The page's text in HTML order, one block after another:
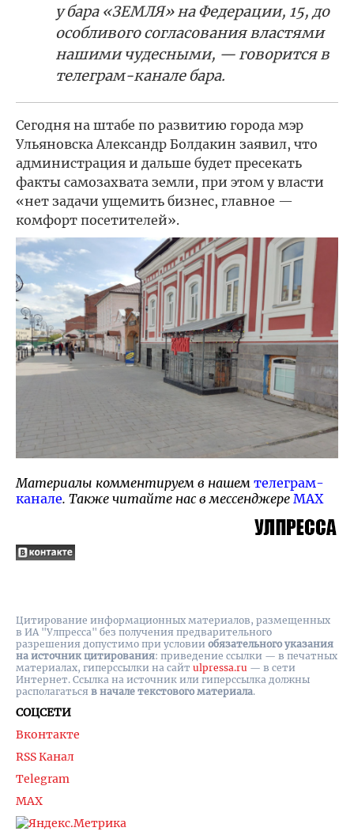
у бара «ЗЕМЛЯ» на Федерации, 15, до
особливого согласования властями
нашими чудесными, — говорится в
телеграм-канале бара.
Сегодня на штабе по развитию города мэр
Ульяновска Александр Болдакин заявил, что
администрация и дальше будет пресекать
факты самозахвата земли, при этом у власти
«нет задачи ущемить бизнес, главное —
комфорт посетителей».
Материалы комментируем в нашем телеграм-
канале. Также читайте нас в мессенджере MAX
СОЦСЕТИ
Вконтакте
RSS Канал
Telegram
MAX
Цитирование информационных материалов, размещенных
в ИА "Улпресса" без получения предварительного
разрешения допустимо при условии обязательного указания
на источник цитирования: приведение ссылки — в печатных
материалах, гиперссылки на cайт ulpressa.ru — в сети
Интернет. Ссылка на источник или гиперссылка должны
располагаться в начале текстового материала.